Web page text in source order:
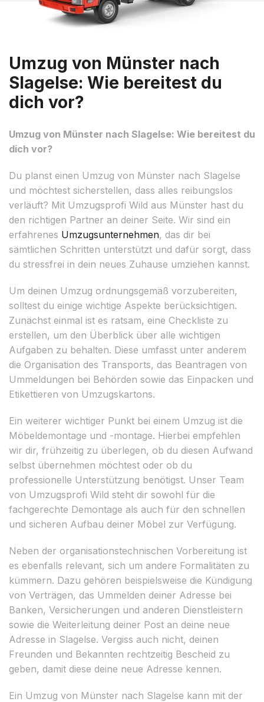
Umzug von Münster nach
Slagelse: Wie bereitest du
dich vor?
Umzug von Münster nach Slagelse: Wie bereitest du
dich vor?
Du planst einen Umzug von Münster nach Slagelse
und möchtest sicherstellen, dass alles reibungslos
verläuft? Mit Umzugsprofi Wild aus Münster hast du
den richtigen Partner an deiner Seite. Wir sind ein
erfahrenes Umzugsunternehmen, das dir bei
sämtlichen Schritten unterstützt und dafür sorgt, dass
du stressfrei in dein neues Zuhause umziehen kannst.
Um deinen Umzug ordnungsgemäß vorzubereiten,
solltest du einige wichtige Aspekte berücksichtigen.
Zunächst einmal ist es ratsam, eine Checkliste zu
erstellen, um den Überblick über alle wichtigen
Aufgaben zu behalten. Diese umfasst unter anderem
die Organisation des Transports, das Beantragen von
Ummeldungen bei Behörden sowie das Einpacken und
Etikettieren von Umzugskartons.
Ein weiterer wichtiger Punkt bei einem Umzug ist die
Möbeldemontage und -montage. Hierbei empfehlen
wir dir, frühzeitig zu überlegen, ob du diesen Aufwand
selbst übernehmen möchtest oder ob du
professionelle Unterstützung benötigst. Unser Team
von Umzugsprofi Wild steht dir sowohl für die
fachgerechte Demontage als auch für den schnellen
und sicheren Aufbau deiner Möbel zur Verfügung.
Neben der organisationstechnischen Vorbereitung ist
es ebenfalls relevant, sich um andere Formalitäten zu
kümmern. Dazu gehören beispielsweise die Kündigung
von Verträgen, das Ummelden deiner Adresse bei
Banken, Versicherungen und anderen Dienstleistern
sowie die Weiterleitung deiner Post an deine neue
Adresse in Slagelse. Vergiss auch nicht, deinen
Freunden und Bekannten rechtzeitig Bescheid zu
geben, damit diese deine neue Adresse kennen.
Ein Umzug von Münster nach Slagelse kann mit der